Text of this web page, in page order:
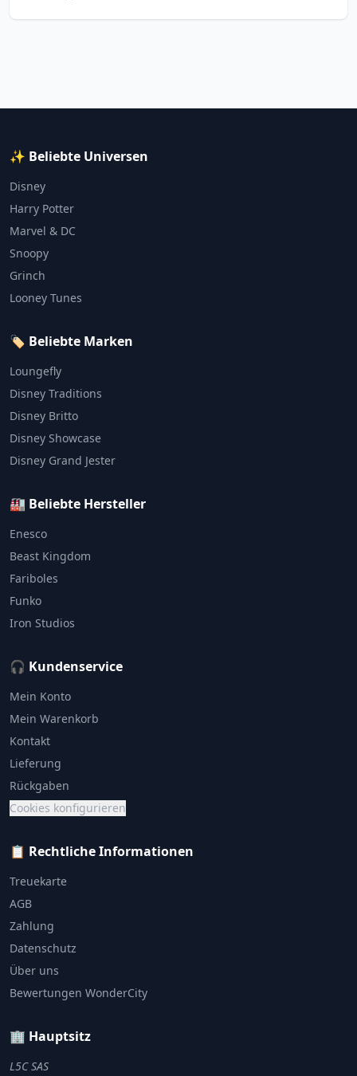
✨ Beliebte Universen
Disney
Harry Potter
Marvel & DC
Snoopy
Grinch
Looney Tunes
🏷️ Beliebte Marken
Loungefly
Disney Traditions
Disney Britto
Disney Showcase
Disney Grand Jester
🏭 Beliebte Hersteller
Enesco
Beast Kingdom
Fariboles
Funko
Iron Studios
🎧 Kundenservice
Mein Konto
Mein Warenkorb
Kontakt
Lieferung
Rückgaben
Cookies konfigurieren
📋 Rechtliche Informationen
Treuekarte
AGB
Zahlung
Datenschutz
Über uns
Bewertungen WonderCity
🏢 Hauptsitz
L5C SAS